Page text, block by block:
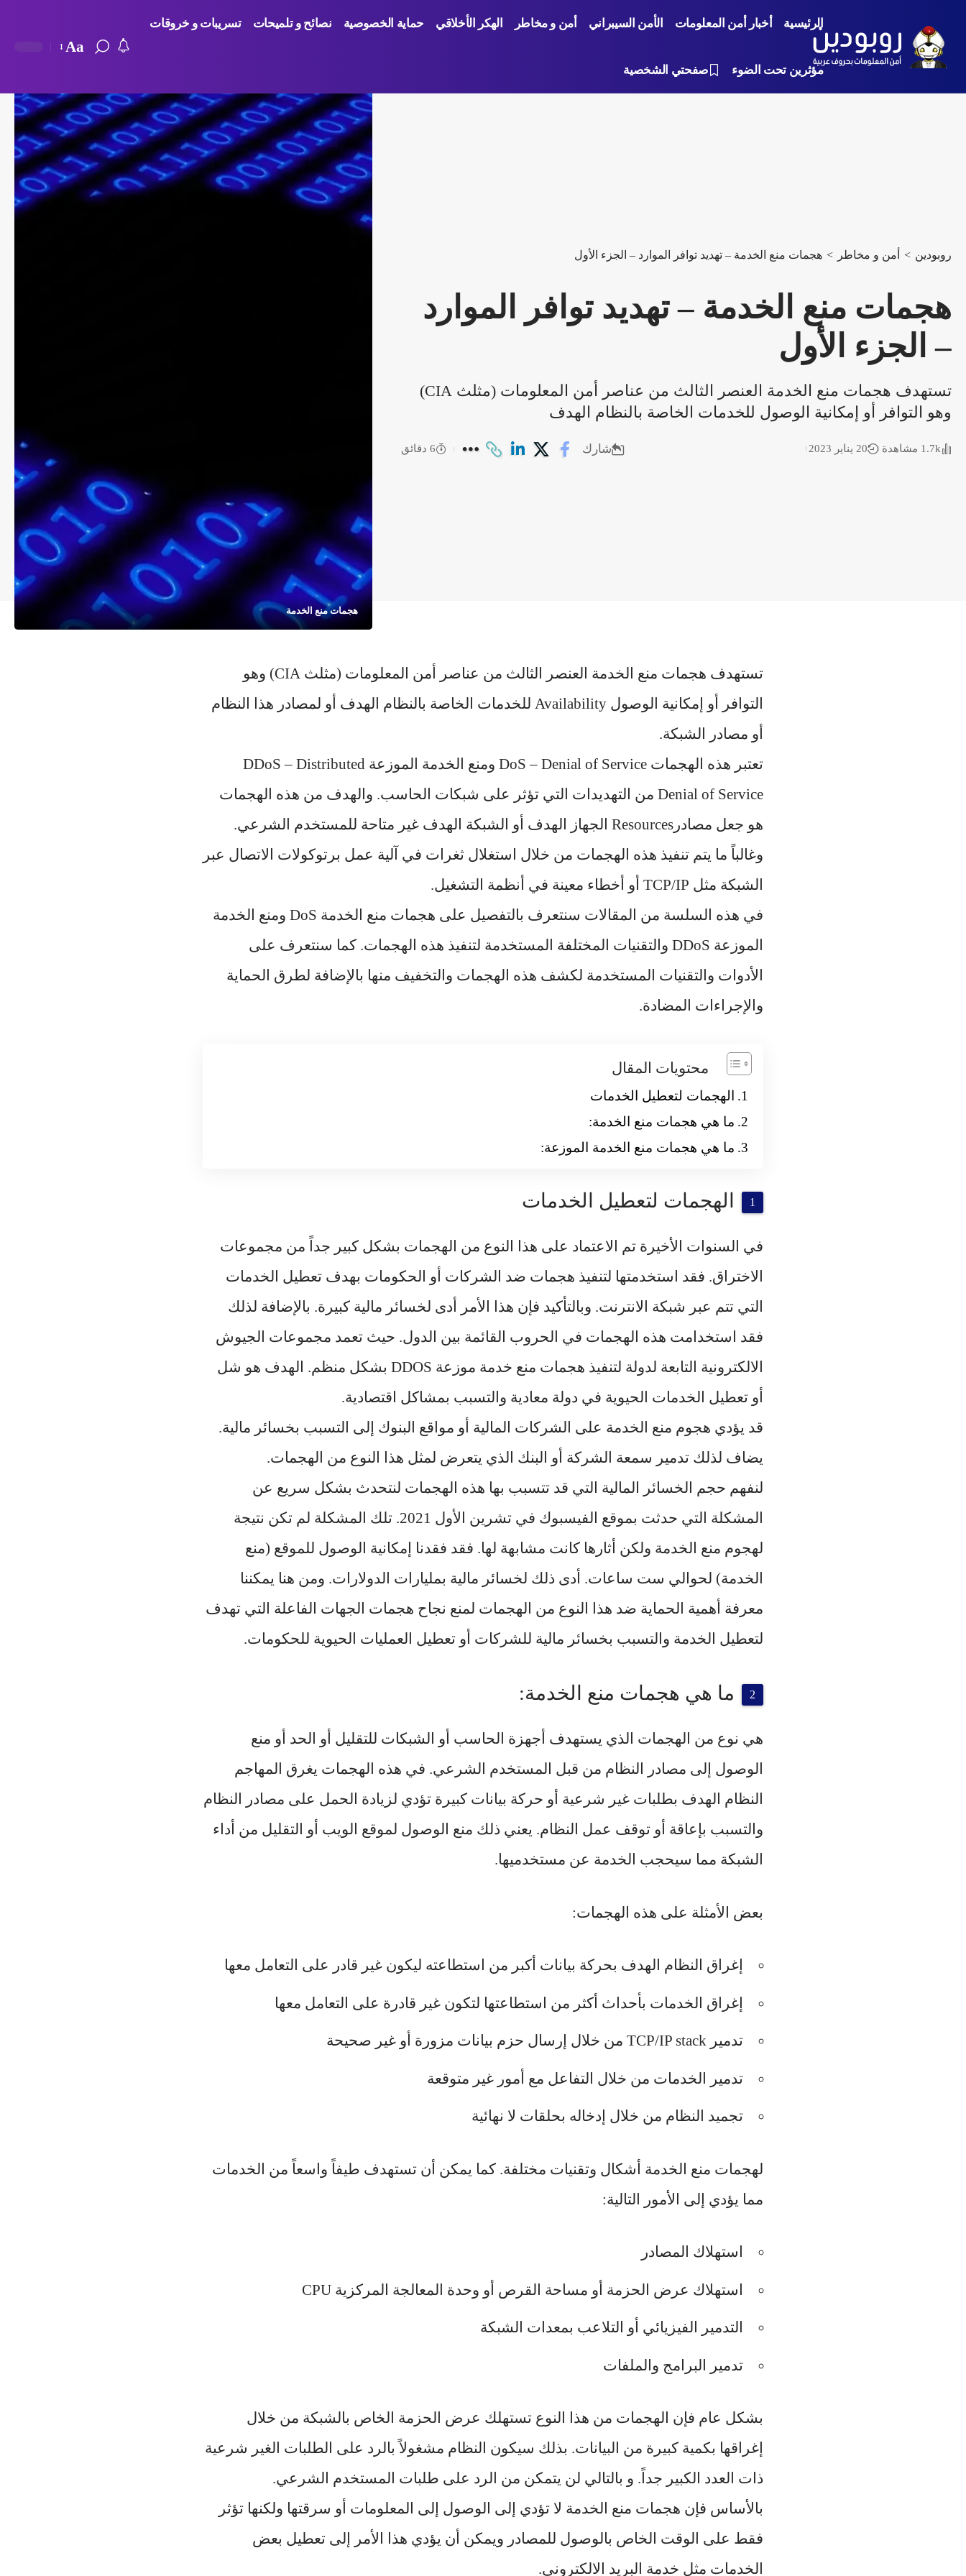
الرئيسية أخبار أمن المعلومات الأمن السيبراني أمن و مخاطر الهكر الأخلاقي حماية الخصوصية نصائح و تلميحات تسريبات و خروقات
مؤثرين تحت الضوء صفحتي الشخصية
Aa
روبودين > أمن و مخاطر > هجمات منع الخدمة – تهديد توافر الموارد – الجزء الأول
هجمات منع الخدمة – تهديد توافر الموارد
– الجزء الأول
تستهدف هجمات منع الخدمة العنصر الثالث من عناصر أمن المعلومات (مثلث CIA)
وهو التوافر أو إمكانية الوصول للخدمات الخاصة بالنظام الهدف
1.7k مشاهدة 20 يناير 2023 شارك 6 دقائق
هجمات منع الخدمة
تستهدف هجمات منع الخدمة العنصر الثالث من عناصر أمن المعلومات (مثلث CIA) وهو
التوافر أو إمكانية الوصول Availability للخدمات الخاصة بالنظام الهدف أو لمصادر هذا النظام
أو مصادر الشبكة.
تعتبر هذه الهجمات DoS – Denial of Service ومنع الخدمة الموزعة DDoS – Distributed
Denial of Service من التهديدات التي تؤثر على شبكات الحاسب. والهدف من هذه الهجمات
هو جعل مصادرResources الجهاز الهدف أو الشبكة الهدف غير متاحة للمستخدم الشرعي.
وغالباً ما يتم تنفيذ هذه الهجمات من خلال استغلال ثغرات في آلية عمل برتوكولات الاتصال عبر
الشبكة مثل TCP/IP أو أخطاء معينة في أنظمة التشغيل.
في هذه السلسة من المقالات سنتعرف بالتفصيل على هجمات منع الخدمة DoS ومنع الخدمة
الموزعة DDoS والتقنيات المختلفة المستخدمة لتنفيذ هذه الهجمات. كما سنتعرف على
الأدوات والتقنيات المستخدمة لكشف هذه الهجمات والتخفيف منها بالإضافة لطرق الحماية
والإجراءات المضادة.
محتويات المقال
الهجمات لتعطيل الخدمات
ما هي هجمات منع الخدمة:
ما هي هجمات منع الخدمة الموزعة:
الهجمات لتعطيل الخدمات
في السنوات الأخيرة تم الاعتماد على هذا النوع من الهجمات بشكل كبير جداً من مجموعات
الاختراق. فقد استخدمتها لتنفيذ هجمات ضد الشركات أو الحكومات بهدف تعطيل الخدمات
التي تتم عبر شبكة الانترنت. وبالتأكيد فإن هذا الأمر أدى لخسائر مالية كبيرة. بالإضافة لذلك
فقد استخدامت هذه الهجمات في الحروب القائمة بين الدول. حيث تعمد مجموعات الجيوش
الالكترونية التابعة لدولة لتنفيذ هجمات منع خدمة موزعة DDOS بشكل منظم. الهدف هو شل
أو تعطيل الخدمات الحيوية في دولة معادية والتسبب بمشاكل اقتصادية.
قد يؤدي هجوم منع الخدمة على الشركات المالية أو مواقع البنوك إلى التسبب بخسائر مالية.
يضاف لذلك تدمير سمعة الشركة أو البنك الذي يتعرض لمثل هذا النوع من الهجمات.
لنفهم حجم الخسائر المالية التي قد تتسبب بها هذه الهجمات لنتحدث بشكل سريع عن
المشكلة التي حدثت بموقع الفيسبوك
في تشرين الأول 2021. تلك المشكلة لم تكن نتيجة
لهجوم منع الخدمة ولكن أثارها كانت مشابهة لها. فقد فقدنا إمكانية الوصول للموقع (منع
الخدمة) لحوالي ست ساعات. أدى ذلك لخسائر مالية بمليارات الدولارات. ومن هنا يمكننا
معرفة أهمية الحماية ضد هذا النوع من الهجمات لمنع نجاح هجمات الجهات الفاعلة التي تهدف
لتعطيل الخدمة والتسبب بخسائر مالية للشركات أو تعطيل العمليات الحيوية للحكومات.
ما هي هجمات منع الخدمة:
هي نوع من الهجمات الذي يستهدف أجهزة الحاسب أو الشبكات للتقليل أو الحد أو منع
الوصول إلى مصادر النظام من قبل المستخدم الشرعي. في هذه الهجمات يغرق المهاجم
النظام الهدف بطلبات غير شرعية أو حركة بيانات كبيرة تؤدي لزيادة الحمل على مصادر النظام
والتسبب بإعاقة أو توقف عمل النظام. يعني ذلك منع الوصول لموقع الويب أو التقليل من أداء
الشبكة مما سيحجب الخدمة عن مستخدميها.
بعض الأمثلة على هذه الهجمات:
إغراق النظام الهدف بحركة بيانات أكبر من استطاعته ليكون غير قادر على التعامل معها
إغراق الخدمات بأحداث أكثر من استطاعتها لتكون غير قادرة على التعامل معها
تدمير TCP/IP stack من خلال إرسال حزم بيانات مزورة أو غير صحيحة
تدمير الخدمات من خلال التفاعل مع أمور غير متوقعة
تجميد النظام من خلال إدخاله بحلقات لا نهائية
لهجمات منع الخدمة أشكال وتقنيات مختلفة. كما يمكن أن تستهدف طيفاً واسعاً من الخدمات
مما يؤدي إلى الأمور التالية:
استهلاك المصادر
استهلاك عرض الحزمة أو مساحة القرص أو وحدة المعالجة المركزية CPU
التدمير الفيزيائي أو التلاعب بمعدات الشبكة
تدمير البرامج والملفات
بشكل عام فإن الهجمات من هذا النوع تستهلك عرض الحزمة الخاص بالشبكة من خلال
إغراقها بكمية كبيرة من البيانات. بذلك سيكون النظام مشغولاً بالرد على الطلبات الغير شرعية
ذات العدد الكبير جداً. و بالتالي لن يتمكن من الرد على طلبات المستخدم الشرعي.
بالأساس فإن هجمات منع الخدمة لا تؤدي إلى الوصول إلى المعلومات أو سرقتها ولكنها تؤثر
فقط على الوقت الخاص بالوصول للمصادر ويمكن أن يؤدي هذا الأمر إلى تعطيل بعض
الخدمات مثل خدمة البريد الالكتروني.